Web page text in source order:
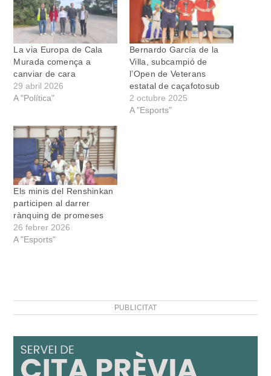
La via Europa de Cala
Murada comença a
canviar de cara
29 abril 2026
A "Política"
Bernardo García de la
Villa, subcampió de
l’Open de Veterans
estatal de caçafotosub
2 octubre 2025
A "Esports"
Els minis del Renshinkan
participen al darrer
rànquing de promeses
26 febrer 2026
A "Esports"
PUBLICITAT